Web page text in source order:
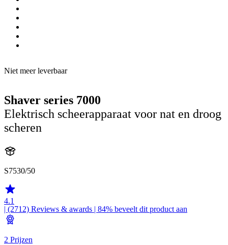
Niet meer leverbaar
Shaver series 7000
Elektrisch scheerapparaat voor nat en droog
scheren
S7530/50
4.1
| (2712) Reviews & awards | 84% beveelt dit product aan
2 Prijzen